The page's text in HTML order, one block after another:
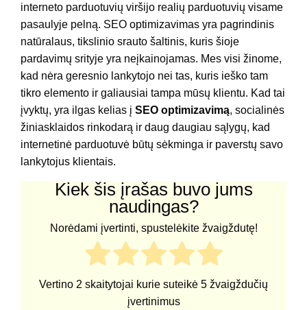
interneto parduotuvių viršijo realių parduotuvių visame
pasaulyje pelną. SEO optimizavimas yra pagrindinis
natūralaus, tikslinio srauto šaltinis, kuris šioje
pardavimų srityje yra neįkainojamas. Mes visi žinome,
kad nėra geresnio lankytojo nei tas, kuris ieško tam
tikro elemento ir galiausiai tampa mūsų klientu. Kad tai
įvyktų, yra ilgas kelias į SEO optimizavimą, socialinės
žiniasklaidos rinkodarą ir daug daugiau sąlygų, kad
internetinė parduotuvė būtų sėkminga ir paverstų savo
lankytojus klientais.
Kiek šis įrašas buvo jums
naudingas?
Norėdami įvertinti, spustelėkite žvaigždutę!
Vertino 2 skaitytojai kurie suteikė 5 žvaigždučių
įvertinimus